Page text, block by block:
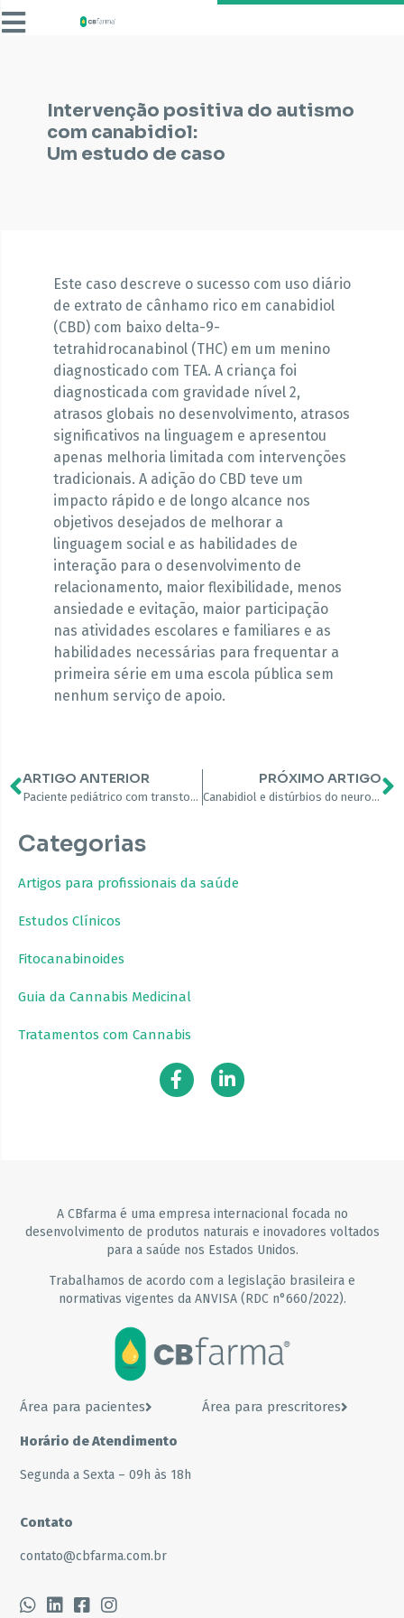
Intervenção positiva do autismo
com canabidiol:
Um estudo de caso
Este caso descreve o sucesso com uso diário
de extrato de cânhamo rico em canabidiol
(CBD) com baixo delta-9-
tetrahidrocanabinol (THC) em um menino
diagnosticado com TEA. A criança foi
diagnosticada com gravidade nível 2,
atrasos globais no desenvolvimento, atrasos
significativos na linguagem e apresentou
apenas melhoria limitada com intervenções
tradicionais. A adição do CBD teve um
impacto rápido e de longo alcance nos
objetivos desejados de melhorar a
linguagem social e as habilidades de
interação para o desenvolvimento de
relacionamento, maior flexibilidade, menos
ansiedade e evitação, maior participação
nas atividades escolares e familiares e as
habilidades necessárias para frequentar a
primeira série em uma escola pública sem
nenhum serviço de apoio.
ARTIGO ANTERIOR
Paciente pediátrico com transtorno do espectro autista e epilepsia usando extratos de canabinóides como terapia complementar: relato de caso
PRÓXIMO ARTIGO
Canabidiol e distúrbios do neurodesenvolvimento em crianças
Categorias
Artigos para profissionais da saúde
Estudos Clínicos
Fitocanabinoides
Guia da Cannabis Medicinal
Tratamentos com Cannabis
A CBfarma é uma empresa internacional focada no
desenvolvimento de produtos naturais e inovadores voltados
para a saúde nos Estados Unidos.
Trabalhamos de acordo com a legislação brasileira e
normativas vigentes da ANVISA (RDC n°660/2022).
Área para pacientes Área para prescritores
Horário de Atendimento
Segunda a Sexta – 09h às 18h
Contato
contato@cbfarma.com.br